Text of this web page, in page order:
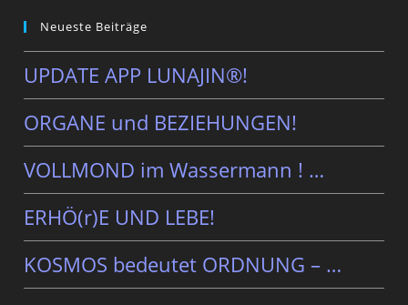
Neueste Beiträge
UPDATE APP LUNAJIN®!
ORGANE und BEZIEHUNGEN!
VOLLMOND im Wassermann ! …
ERHÖ(r)E UND LEBE!
KOSMOS bedeutet ORDNUNG – …